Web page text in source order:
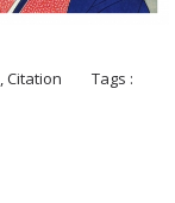
,Citation
Tags :